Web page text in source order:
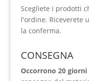
Scegliete i prodotti
l'ordine. Riceverete
la conferma.
CONSEGNA
Occorrono 20